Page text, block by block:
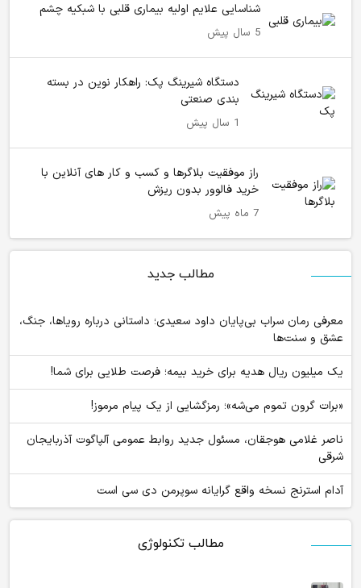
مطالب تکنولوژی
شناسایی علایم اولیه بیماری قلبی با شبکیه چشم
5 سال پیش
دستگاه شیرینگ پک: راهکار نوین در بسته‌
بندی صنعتی
1 سال پیش
راز موفقیت بلاگرها و کسب‌ و کار های آنلاین با
خرید فالوور بدون ریزش
7 ماه پیش
مطالب جدید
معرفی رمان سراب بی‌پایان داود سعیدی؛ داستانی درباره رویاها، جنگ،
عشق و سنت‌ها
یک میلیون ریال هدیه برای خرید بیمه؛ فرصت طلایی برای شما!
«برات گرون تموم می‌شه»؛ رمزگشایی از یک پیام مرموز!
ناصر غلامی هوجقان، مسئول جدید روابط عمومی آلپاگوت آذربایجان
شرقی
آدام استرنج نسخه واقع گرایانه سوپرمن دی سی است